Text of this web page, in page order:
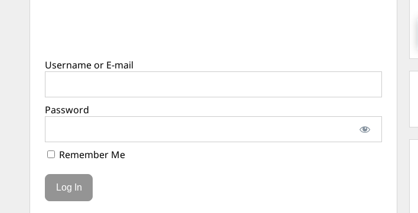
Username or E-mail
Password
Remember Me